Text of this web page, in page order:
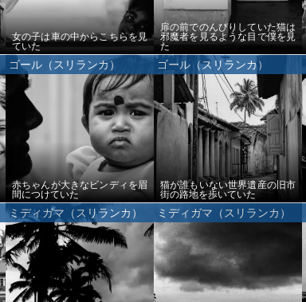
女の子は車の中からこちらを見
ていた
扉の前でのんびりしていた猫は
邪魔者を見るような目で僕を見
た
ゴール（スリランカ）
赤ちゃんが大きなビンディを眉
間につけていた
ゴール（スリランカ）
猫が誰もいない世界遺産の旧市
街の路地を歩いていた
ミディガマ（スリランカ） ミディガマ（スリランカ）